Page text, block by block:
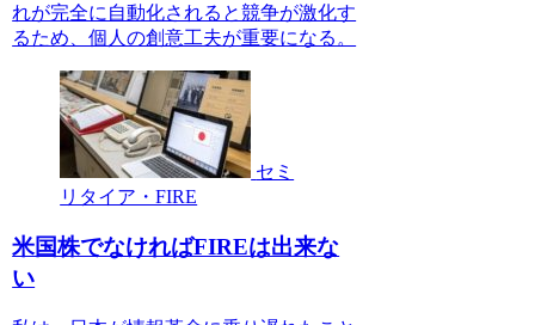
れが完全に自動化されると競争が激化す
るため、個人の創意工夫が重要になる。
セミ
リタイア・FIRE
米国株でなければFIREは出来な
い